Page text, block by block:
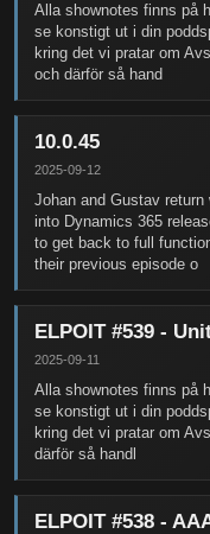
Alla shownotes finns på
se konstigt ut i din
kring det vi pratar om
och därför så hand
10.0.45
2025-09-12
Johan and Gustav
into Dynamics 365
to get back to full
their previous episode o
ELPOIT #539 -
2025-09-11
Alla shownotes finns på
se konstigt ut i din
kring det vi pratar om
därför så handl
ELPOIT #538 -